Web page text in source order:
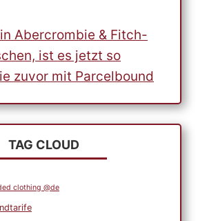
Abercrombie & Fitch-
ist es jetzt so
zuvor mit Parcelbound
TAG CLOUD
clothing @de